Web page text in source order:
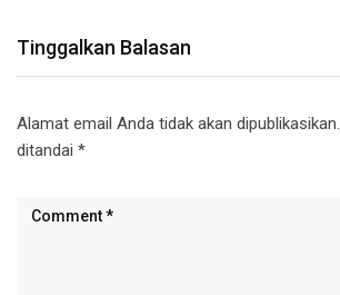
Tinggalkan Balasan
Alamat email Anda tidak akan dipublikasikan.
ditandai *